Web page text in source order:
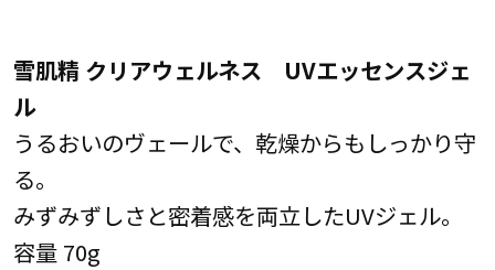
雪肌精 クリアウェルネス UVエッセンスジェ
ル
うるおいのヴェールで、乾燥からもしっかり守
る。
みずみずしさと密着感を両立したUVジェル。
容量 70g